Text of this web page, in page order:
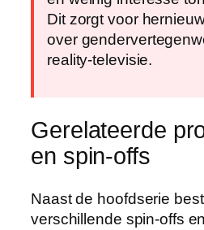
Dit zorgt voor
over
reality-televisie.
Gerelateerde
en spin-offs
Naast de hoofdserie
verschillende spin-offs